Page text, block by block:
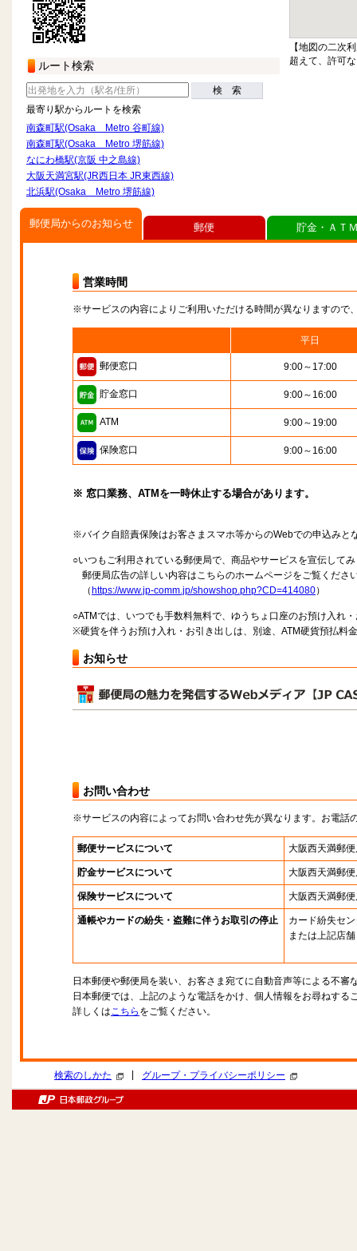
ルート検索
検 索
最寄り駅からルートを検索
南森町駅(Osaka Metro 谷町線)
南森町駅(Osaka Metro 堺筋線)
なにわ橋駅(京阪 中之島線)
大阪天満宮駅(JR西日本 JR東西線)
北浜駅(Osaka Metro 堺筋線)
【地図の二次
超えて、許可
郵便局からのお知らせ
営業時間
※サービスの内容によりご利用いただける時間が異なりますので
平日
郵便窓口 9:00～17:00
貯金窓口 9:00～16:00
ATM 9:00～19:00
保険窓口 9:00～16:00
※ 窓口業務、ATMを一時休止する場合があります。
※バイク自賠責保険はお客さまスマホ等からのWebでの申込みと
○いつもご利用されている郵便局で、商品やサービスを宣伝して
郵便局広告の詳しい内容はこちらのホームページをご覧くださ
（ https://www.jp-comm.jp/showshop.php?CD=414080）
○ATMでは、いつでも手数料無料で、ゆうちょ口座のお預け入れ
※硬貨を伴うお預け入れ・お引き出しは、別途、ATM硬貨預払料
お知らせ
お問い合わせ
※サービスの内容によってお問い合わせ先が異なります。お電話
郵便サービスについて 大阪西天満郵
貯金サービスについて 大阪西天満郵
保険サービスについて 大阪西天満郵
通帳やカードの紛失・盗難に伴うお取引の停止
カード紛失セ
または上記店舗
日本郵便や郵便局を装い、お客さま宛てに自動音声等による不審
日本郵便では、上記のような電話をかけ、個人情報をお尋ねする
詳しくはこちら をご覧ください。
郵便 貯金・ＡＴ
検索のしかた グループ・プライバシーポリシー